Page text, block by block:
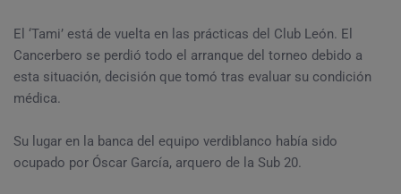
El ‘Tami’ está de vuelta en las prácticas del Club León. El
Cancerbero se perdió todo el arranque del torneo debido a
esta situación, decisión que tomó tras evaluar su condición
médica.
Su lugar en la banca del equipo verdiblanco había sido
ocupado por Óscar García, arquero de la Sub 20.